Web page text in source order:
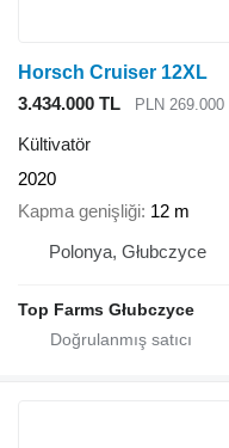
Horsch Cruiser 12XL
3.434.000 TL
PLN 269.000
Kültivatör
2020
Kapma genişliği 12 m
Polonya, Głubczyce
Top Farms Głubczyce